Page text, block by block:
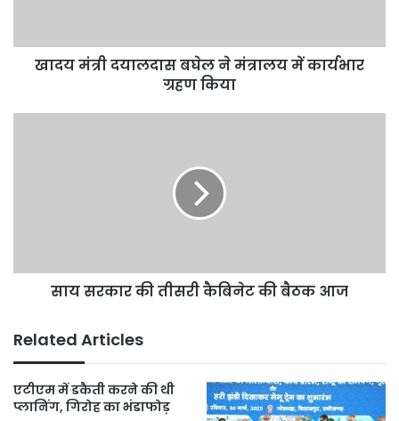
ग्रहण
खादय मंत्री दयालदास बघेल ने मंत्रालय में कार्यभार
ग्रहण किया
साय सरकार की तीसरी कैबिनेट की बैठक आज
Related Articles
एटीएम में डकैती करने की थी
प्लानिंग, गिरोह का भंडाफोड़